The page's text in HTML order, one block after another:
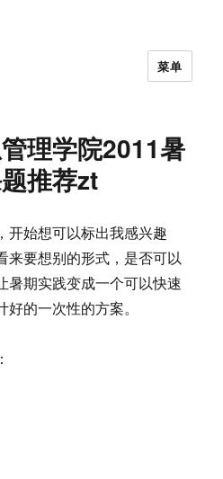
菜单
理学院2011暑
推荐zt
开始想可以标出我感兴趣
来要想别的形式，是否可以
暑期实践变成一个可以快速
的一次性的方案。